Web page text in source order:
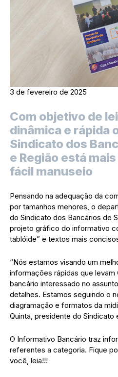
3 de fevereiro de 2025
Com objetivo de
dinâmica e rápida
Sindicato dos
e Região está
fácil manuseio
Pensando na adequação da
por tamanhos menores, o
do Sindicato dos Bancários de
projeto gráfico do informativo
tablóide” e textos mais
“Nós estamos visando um
informações rápidas que levam
bancário interessado no
detalhes. Estamos seguindo o
diagramação e formatos da
Quinta, presidente do Sindicato
O Informativo Bancário traz
referentes a categoria. Fique
você, leia!!!